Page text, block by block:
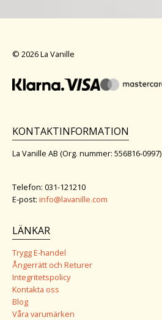
© 2026 La Vanille
KONTAKTINFORMATION
La Vanille AB (Org. nummer: 556816-0997)
Telefon: 031-121210
E-post: info@lavanille.com
LÄNKAR
Trygg E-handel
Ångerrätt och Returer
Integritetspolicy
Kontakta oss
Blog
Våra varumärken